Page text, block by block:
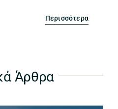
Περισσότερα
Άρθρα